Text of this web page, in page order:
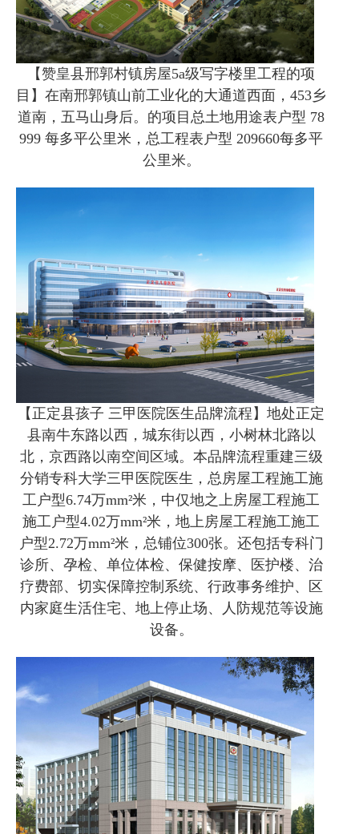
【赞皇县邢郭村镇房屋5a级写字楼里工程的项
目】在南邢郭镇山前工业化的大通道西面，453乡
道南，五马山身后。的项目总土地用途表户型 78
999 每多平公里米，总工程表户型 209660每多平
公里米。
【正定县孩子 三甲医院医生品牌流程】地处正定
县南牛东路以西，城东街以西，小树林北路以
北，京西路以南空间区域。本品牌流程重建三级
分销专科大学三甲医院医生，总房屋工程施工施
工户型6.74万mm²米，中仅地之上房屋工程施工
施工户型4.02万mm²米，地上房屋工程施工施工
户型2.72万mm²米，总铺位300张。还包括专科门
诊所、孕检、单位体检、保健按摩、医护楼、治
疗费部、切实保障控制系统、行政事务维护、区
内家庭生活住宅、地上停止场、人防规范等设施
设备。